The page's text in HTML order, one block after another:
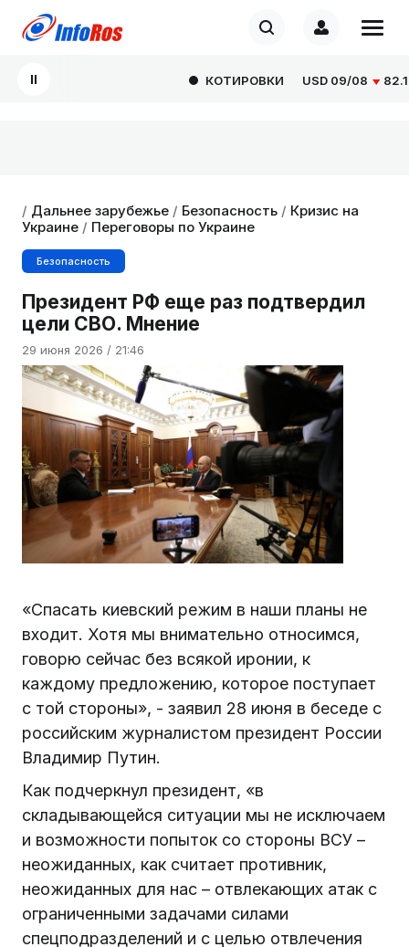
КОТИРОВКИ USD09/08 82.1665
/ Дальнее зарубежье / Безопасность / Кризис на
Украине / Переговоры по Украине
Безопасность
Президент РФ еще раз подтвердил
цели СВО. Мнение
29 июня 2026 / 21:46
«Спасать киевский режим в наши планы не
входит. Хотя мы внимательно относимся,
говорю сейчас без всякой иронии, к
каждому предложению, которое поступает
с той стороны», - заявил 28 июня в беседе с
российским журналистом президент России
Владимир Путин.
Как подчеркнул президент, «в
складывающейся ситуации мы не исключаем
и возможности попыток со стороны ВСУ –
неожиданных, как считает противник,
неожиданных для нас – отвлекающих атак с
ограниченными задачами силами
спецподразделений и с целью отвлечения